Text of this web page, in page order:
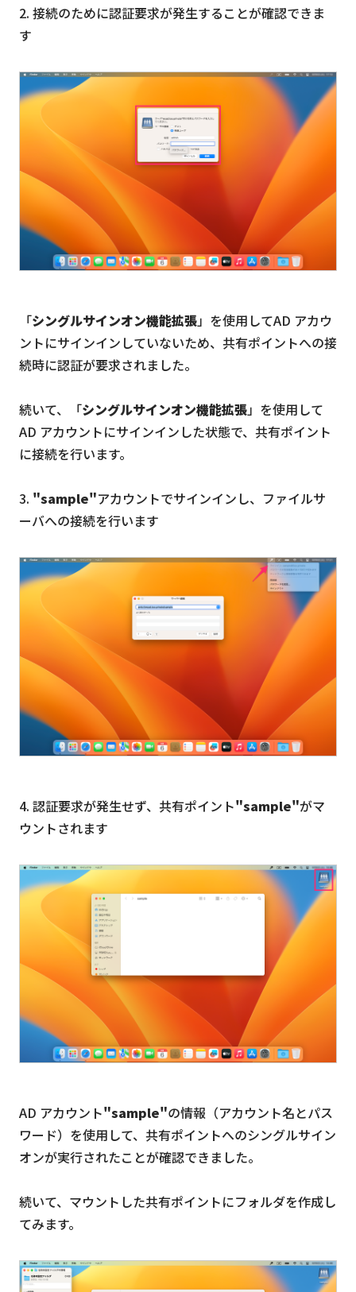
2. 接続のために認証要求が発生することが確認できま
す
「シングルサインオン機能拡張」を使用してAD アカウ
ントにサインインしていないため、共有ポイントへの接
続時に認証が要求されました。
続いて、「シングルサインオン機能拡張」を使用して
AD アカウントにサインインした状態で、共有ポイント
に接続を行います。
3. "sample"アカウントでサインインし、ファイルサ
ーバへの接続を行います
4. 認証要求が発生せず、共有ポイント"sample"がマ
ウントされます
AD アカウント"sample"の情報（アカウント名とパス
ワード）を使用して、共有ポイントへのシングルサイン
オンが実行されたことが確認できました。
続いて、マウントした共有ポイントにフォルダを作成し
てみます。